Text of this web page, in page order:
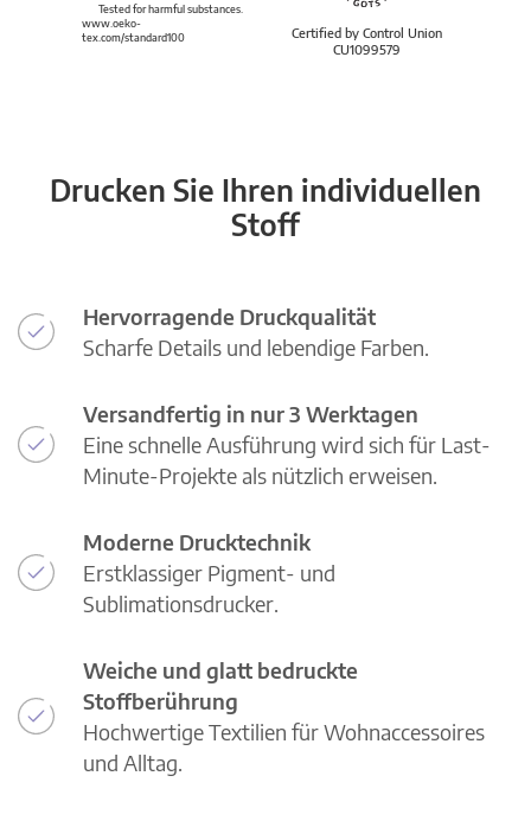
Certified by Control Union
CU1099579
Tested for harmful substances.
www.oeko-
tex.com/standard100
Drucken Sie Ihren individuellen
Stoff
Hervorragende Druckqualität
Scharfe Details und lebendige Farben.
Versandfertig in nur 3 Werktagen
Eine schnelle Ausführung wird sich für Last-
Minute-Projekte als nützlich erweisen.
Moderne Drucktechnik
Erstklassiger Pigment- und
Sublimationsdrucker.
Weiche und glatt bedruckte
Stoffberührung
Hochwertige Textilien für Wohnaccessoires
und Alltag.